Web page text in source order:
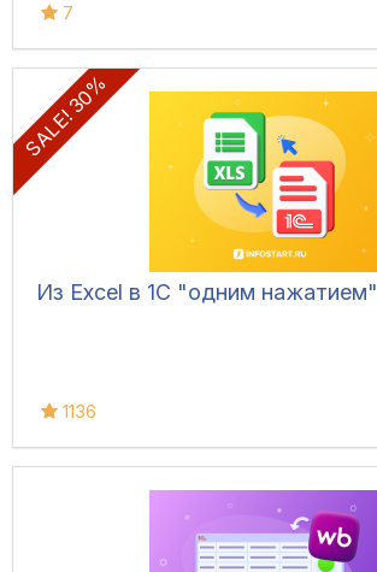
7
SALE! 30%
Из Excel в 1С "одним нажатием"
1136